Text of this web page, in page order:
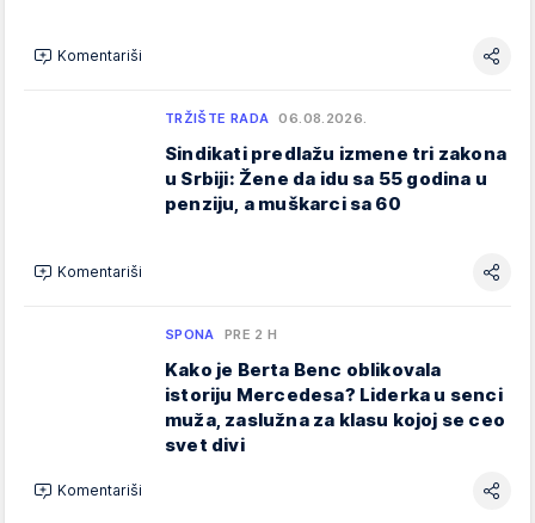
Komentariši
TRŽIŠTE RADA 06.08.2026.
Sindikati predlažu izmene tri zakona
u Srbiji: Žene da idu sa 55 godina u
penziju, a muškarci sa 60
Komentariši
SPONA PRE 2 H
Kako je Berta Benc oblikovala
istoriju Mercedesa? Liderka u senci
muža, zaslužna za klasu kojoj se ceo
svet divi
Komentariši